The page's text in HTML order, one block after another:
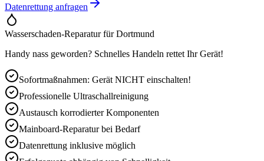
Datenrettung anfragen
Wasserschaden-Reparatur fürDortmund
Handy nass geworden? Schnelles Handeln rettet Ihr Gerät!
Sofortmaßnahmen: Gerät NICHT einschalten!
Professionelle Ultraschallreinigung
Austausch korrodierter Komponenten
Mainboard-Reparatur bei Bedarf
Datenrettung inklusive möglich